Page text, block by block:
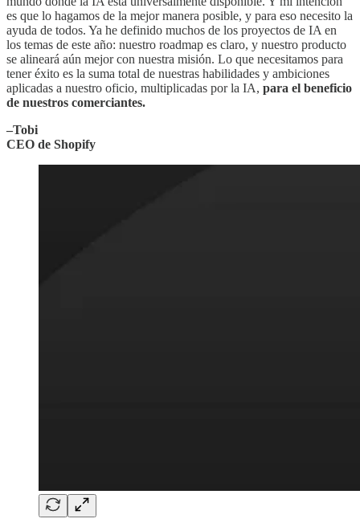
es que lo hagamos de la mejor manera posible, y para eso necesito la
ayuda de todos. Ya he definido muchos de los proyectos de IA en
los temas de este año: nuestro roadmap es claro, y nuestro producto
se alineará aún mejor con nuestra misión. Lo que necesitamos para
tener éxito es la suma total de nuestras habilidades y ambiciones
aplicadas a nuestro oficio, multiplicadas por la IA, para el beneficio
de nuestros comerciantes.
–Tobi
CEO de Shopify